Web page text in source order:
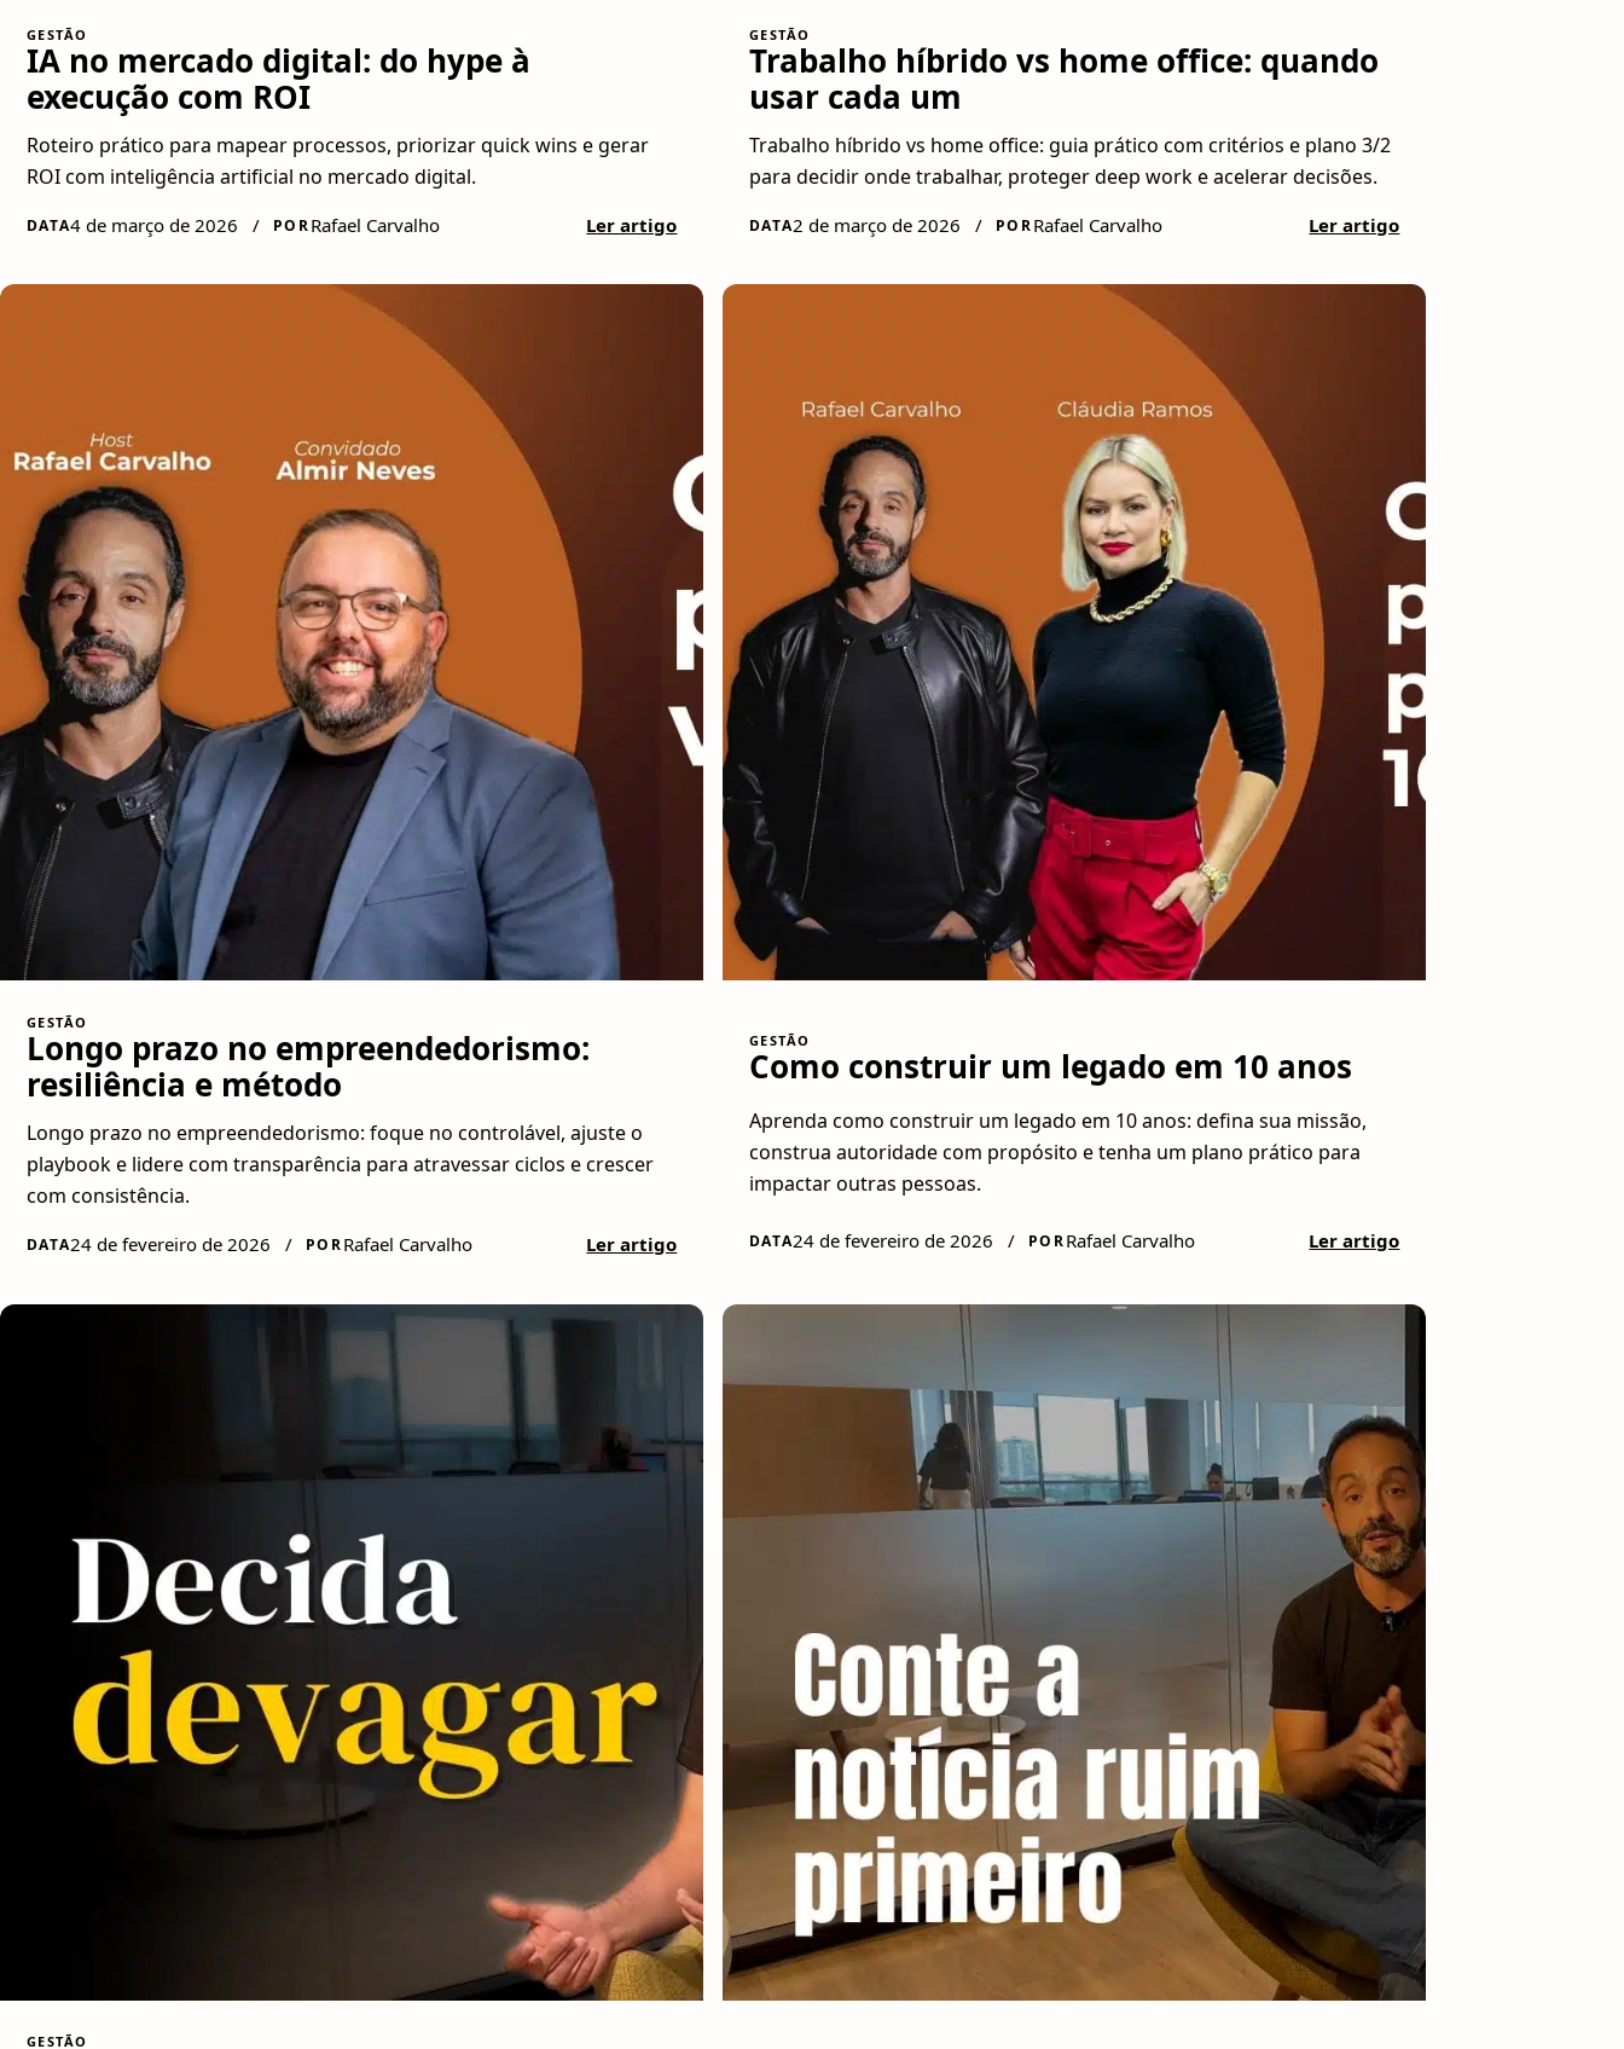
GESTÃO
IA no mercado digital: do hype à
execução com ROI
Roteiro prático para mapear processos, priorizar quick wins e gerar
ROI com inteligência artificial no mercado digital.
DATA4 de março de 2026 / PORRafael Carvalho Ler artigo
GESTÃO
Trabalho híbrido vs home office: quando
usar cada um
Trabalho híbrido vs home office: guia prático com critérios e plano 3/2
para decidir onde trabalhar, proteger deep work e acelerar decisões.
DATA2 de março de 2026 / PORRafael Carvalho Ler artigo
GESTÃO
Longo prazo no empreendedorismo:
resiliência e método
Longo prazo no empreendedorismo: foque no controlável, ajuste o
playbook e lidere com transparência para atravessar ciclos e crescer
com consistência.
DATA24 de fevereiro de 2026 / PORRafael Carvalho Ler artigo
GESTÃO
Como construir um legado em 10 anos
Aprenda como construir um legado em 10 anos: defina sua missão,
construa autoridade com propósito e tenha um plano prático para
impactar outras pessoas.
DATA24 de fevereiro de 2026 / PORRafael Carvalho Ler artigo
GESTÃO